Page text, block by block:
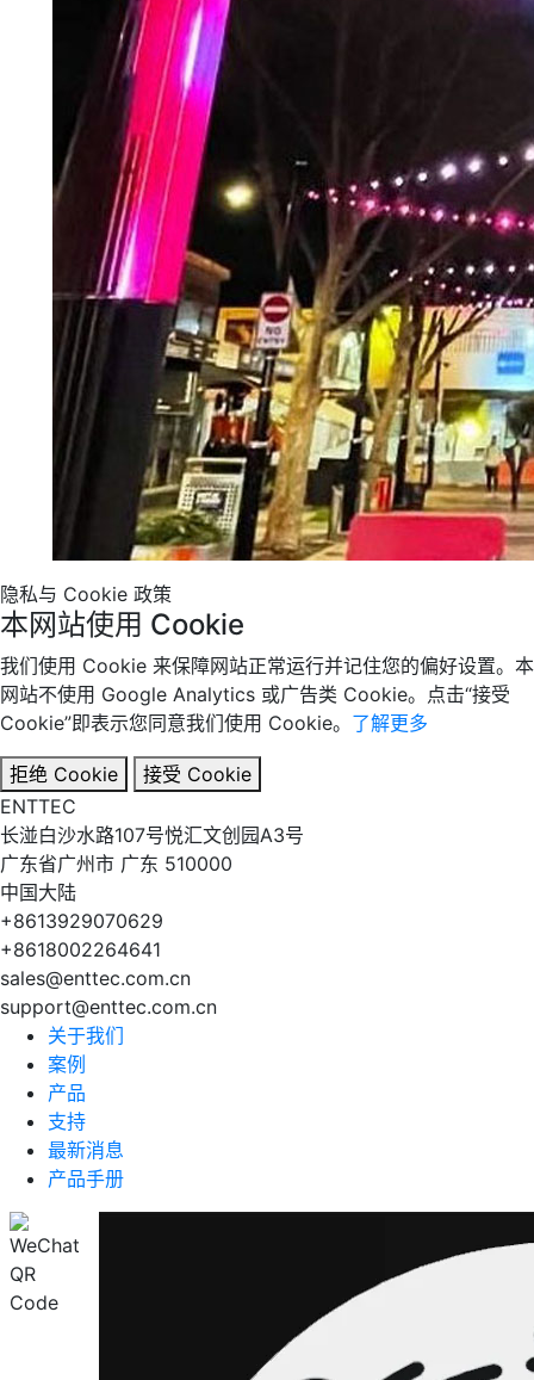
隐私与 Cookie 政策
本网站使用 Cookie
我们使用 Cookie 来保障网站正常运行并记住您的偏好设置。本
网站不使用 Google Analytics 或广告类 Cookie。点击“接受
Cookie”即表示您同意我们使用 Cookie。 了解更多
拒绝 Cookie
接受 Cookie
ENTTEC
长湴白沙水路107号悦汇文创园A3号
广东省广州市 广东 510000
中国大陆
+8613929070629
+8618002264641
sales@enttec.com.cn
support@enttec.com.cn
关于我们
案例
产品
支持
最新消息
产品手册